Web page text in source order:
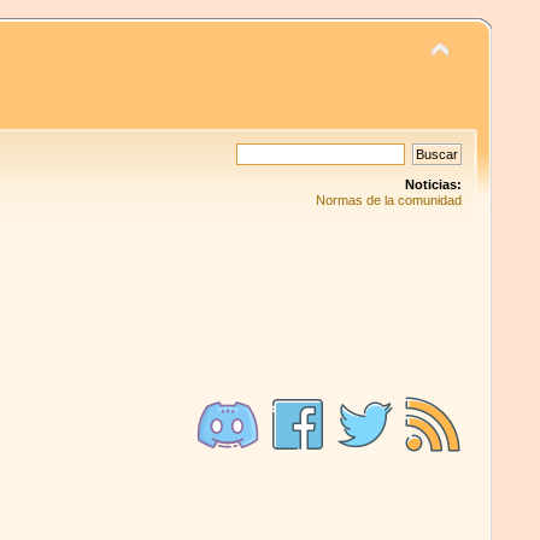
Noticias:
Normas de la comunidad